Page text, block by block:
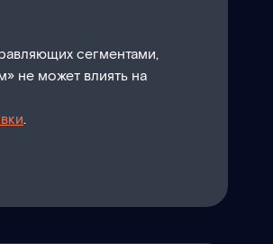
сегментами,
не может влиять на
.